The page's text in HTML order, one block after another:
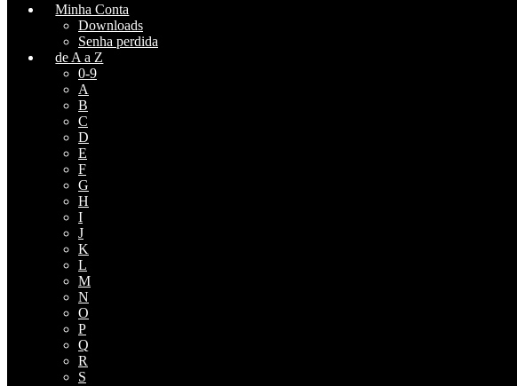
Minha Conta
Downloads
Senha perdida
de A a Z
0-9
A
B
C
D
E
F
G
H
I
J
K
L
M
N
O
P
Q
R
S